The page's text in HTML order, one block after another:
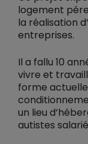
logement
la réalisation
entreprises.​
Il a fallu 10
vivre et
forme
un lieu
autistes